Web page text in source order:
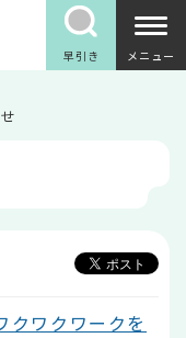
早引き メニュー
クワクワークを